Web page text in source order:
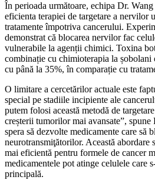
În perioada următoare, echipa Dr. Wang
eficienta terapiei de targetare a nervilor
tratamente împotriva cancerului.
demonstrat că blocarea nervilor fac
vulnerabile la agenții chimici. Toxina
combinație cu chimioterapia la șobolani
cu până la 35%, în comparație cu
O limitare a cercetărilor actuale este
special pe stadiile incipiente ale
putem folosi această metodă de
creșterii tumorilor mai avansate”,
spera să dezvolte medicamente care să
neurotransmiţătorilor. Această abordare
mai eficientă pentru formele de cancer
medicamentele pot atinge celulele care
principală.